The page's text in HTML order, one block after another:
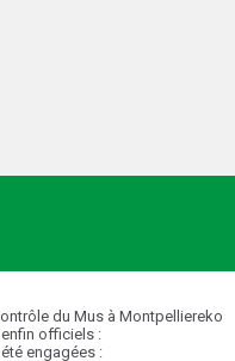
du Mus à Montpelliereko
officiels :
engagées :